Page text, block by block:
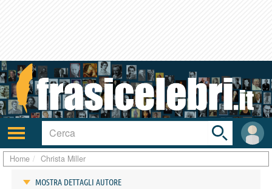
Attiva/disattiva
navigazione
User
area
Toggle
search
bar
Home Christa Miller
MOSTRA DETTAGLI AUTORE